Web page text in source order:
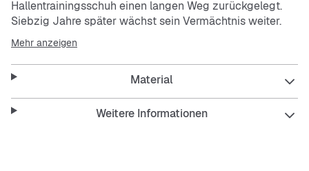
Hallentrainingsschuh einen langen Weg zurückgelegt.
Siebzig Jahre später wächst sein Vermächtnis weiter.
Jetzt steht er für einen Lebensstil. Dieses Paar des
Samba OG-Schuhs hat ein Obermaterial aus Glattleder
mit Akzenten aus Wildlederdetails. Ein Mix aus erdigen
und gehobenen College-Farben sorgt für einen stylishen
Look. Die Gummiaußensohle sorgt für Grip, während das
Synthetikfutterfutter den ganzen Tag über bequem ist.
Mehr anzeigen
Material
Weitere Informationen